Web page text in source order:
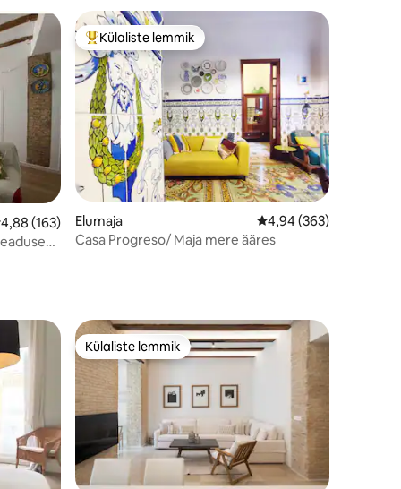
hinnang 4,88/5, 163 hinnangut
4,88 (163)
Külaliste suur lemmik
Külaliste lemmik
Elumaja Keskmine hinnang
4,94 (363)
Casa Progreso/ Maja mere ääres
Külaliste lemmik
Külaliste lemmik